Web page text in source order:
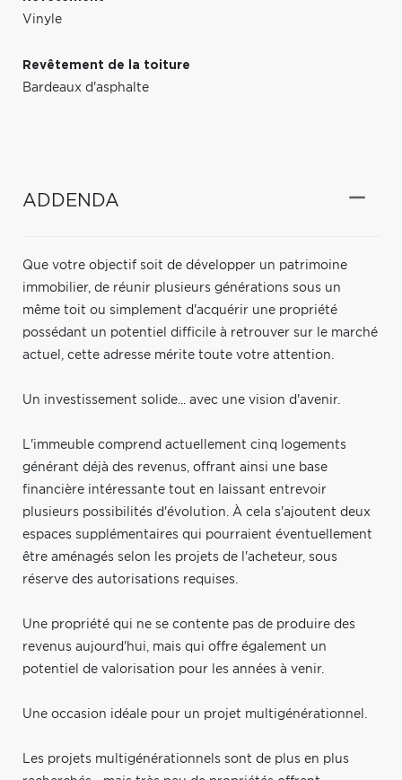
Vinyle
Revêtement de la toiture
Bardeaux d'asphalte
ADDENDA
Que votre objectif soit de développer un patrimoine
immobilier, de réunir plusieurs générations sous un
même toit ou simplement d'acquérir une propriété
possédant un potentiel difficile à retrouver sur le marché
actuel, cette adresse mérite toute votre attention.
Un investissement solide... avec une vision d'avenir.
L'immeuble comprend actuellement cinq logements
générant déjà des revenus, offrant ainsi une base
financière intéressante tout en laissant entrevoir
plusieurs possibilités d'évolution. À cela s'ajoutent deux
espaces supplémentaires qui pourraient éventuellement
être aménagés selon les projets de l'acheteur, sous
réserve des autorisations requises.
Une propriété qui ne se contente pas de produire des
revenus aujourd'hui, mais qui offre également un
potentiel de valorisation pour les années à venir.
Une occasion idéale pour un projet multigénérationnel.
Les projets multigénérationnels sont de plus en plus